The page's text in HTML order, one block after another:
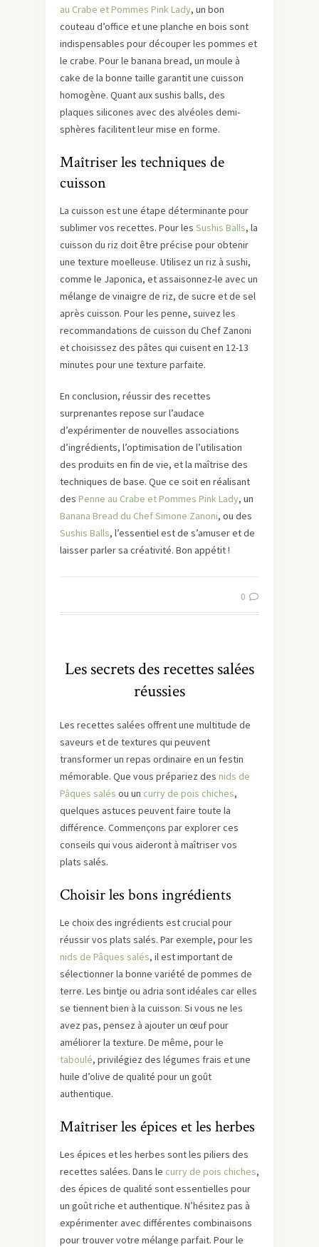
au Crabe et Pommes Pink Lady, un bon
couteau d’office et une planche en bois sont
indispensables pour découper les pommes et
le crabe. Pour le banana bread, un moule à
cake de la bonne taille garantit une cuisson
homogène. Quant aux sushis balls, des
plaques silicones avec des alvéoles demi-
sphères facilitent leur mise en forme.
Maîtriser les techniques de
cuisson
La cuisson est une étape déterminante pour
sublimer vos recettes. Pour les Sushis Balls, la
cuisson du riz doit être précise pour obtenir
une texture moelleuse. Utilisez un riz à sushi,
comme le Japonica, et assaisonnez-le avec un
mélange de vinaigre de riz, de sucre et de sel
après cuisson. Pour les penne, suivez les
recommandations de cuisson du Chef Zanoni
et choisissez des pâtes qui cuisent en 12-13
minutes pour une texture parfaite.
En conclusion, réussir des recettes
surprenantes repose sur l’audace
d’expérimenter de nouvelles associations
d’ingrédients, l’optimisation de l’utilisation
des produits en fin de vie, et la maîtrise des
techniques de base. Que ce soit en réalisant
des Penne au Crabe et Pommes Pink Lady, un
Banana Bread du Chef Simone Zanoni, ou des
Sushis Balls, l’essentiel est de s’amuser et de
laisser parler sa créativité. Bon appétit !
0
Les secrets des recettes salées
réussies
Les recettes salées offrent une multitude de
saveurs et de textures qui peuvent
transformer un repas ordinaire en un festin
mémorable. Que vous prépariez des nids de
Pâques salés ou un curry de pois chiches,
quelques astuces peuvent faire toute la
différence. Commençons par explorer ces
conseils qui vous aideront à maîtriser vos
plats salés.
Choisir les bons ingrédients
Le choix des ingrédients est crucial pour
réussir vos plats salés. Par exemple, pour les
nids de Pâques salés, il est important de
sélectionner la bonne variété de pommes de
terre. Les bintje ou adria sont idéales car elles
se tiennent bien à la cuisson. Si vous ne les
avez pas, pensez à ajouter un œuf pour
améliorer la texture. De même, pour le
taboulé, privilégiez des légumes frais et une
huile d’olive de qualité pour un goût
authentique.
Maîtriser les épices et les herbes
Les épices et les herbes sont les piliers des
recettes salées. Dans le curry de pois chiches,
des épices de qualité sont essentielles pour
un goût riche et authentique. N’hésitez pas à
expérimenter avec différentes combinaisons
pour trouver votre mélange parfait. Pour le